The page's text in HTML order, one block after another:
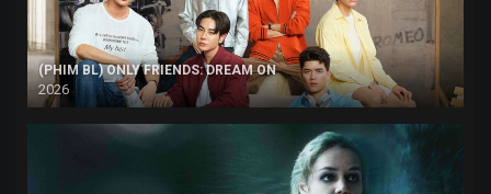
(PHIM BL) ONLY FRIENDS: DREAM ON
2026